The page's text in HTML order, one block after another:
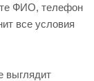
ФИО, телефон
все условия
выглядит